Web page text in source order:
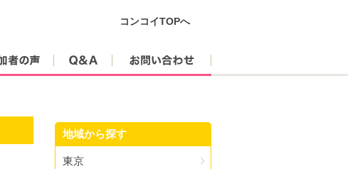
コンコイTOPへ
参加者の声
地域から探す
東京